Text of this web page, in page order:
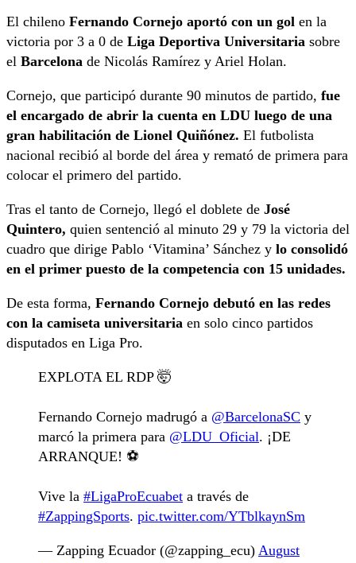
El chileno Fernando Cornejo aportó con un gol en la
victoria por 3 a 0 de Liga Deportiva Universitaria sobre
el Barcelona de Nicolás Ramírez y Ariel Holan.
Cornejo, que participó durante 90 minutos de partido, fue
el encargado de abrir la cuenta en LDU luego de una
gran habilitación de Lionel Quiñónez. El futbolista
nacional recibió al borde del área y remató de primera para
colocar el primero del partido.
Tras el tanto de Cornejo, llegó el doblete de José
Quintero, quien sentenció al minuto 29 y 79 la victoria del
cuadro que dirige Pablo ‘Vitamina’ Sánchez y lo consolidó
en el primer puesto de la competencia con 15 unidades.
De esta forma, Fernando Cornejo debutó en las redes
con la camiseta universitaria en solo cinco partidos
disputados en Liga Pro.
EXPLOTA EL RDP 🤯
Fernando Cornejo madrugó a @BarcelonaSC y
marcó la primera para @LDU_Oficial. ¡DE
ARRANQUE! ⚽️
Vive la #LigaProEcuabet a través de
#ZappingSports. pic.twitter.com/YTblkaynSm
— Zapping Ecuador (@zapping_ecu) August